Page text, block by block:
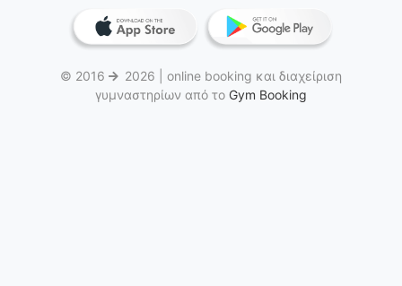
© 2016
2026 | online booking και διαχείριση
γυμναστηρίων από το Gym Booking